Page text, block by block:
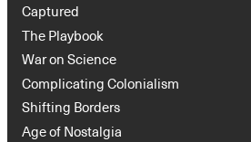
Captured
The Playbook
War on Science
Complicating Colonialism
Shifting Borders
Age of Nostalgia